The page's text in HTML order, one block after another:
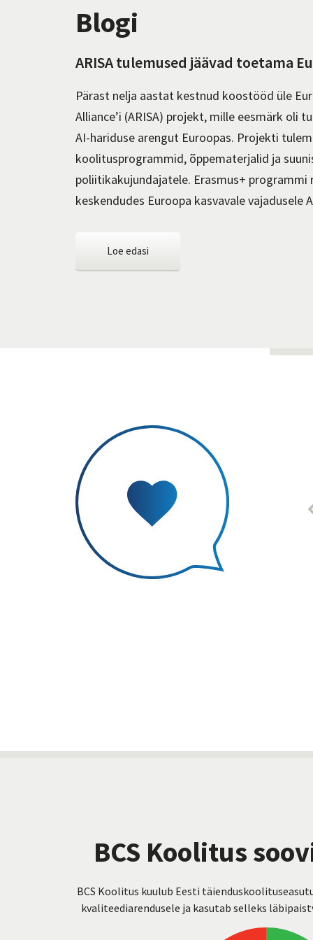
Blogi
ARISA tulemused jäävad toetama
Pärast nelja aastat kestnud koostööd üle
Alliance’i (ARISA) projekt, mille eesmärk
AI-hariduse arengut Euroopas. Projekti
koolitusprogrammid, õppematerjalid ja
poliitikakujundajatele. Erasmus+ programmi
keskendudes Euroopa kasvavale
Loe edasi
üks väheseid võimsaid ja tasuta vahendeid, mida
Laidvee poolt läbi viidud koolitus oli inspireeriv ja
mis on õpetajale igapäevatöös vajalikud
ka teistele koolidele!
BCS Koolitus
BCS Koolitus kuulub Eesti
kvaliteediarendusele ja kasutab selleks